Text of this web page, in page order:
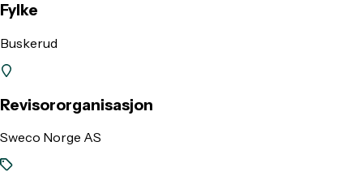
Fylke
Buskerud
Revisororganisasjon
Sweco Norge AS